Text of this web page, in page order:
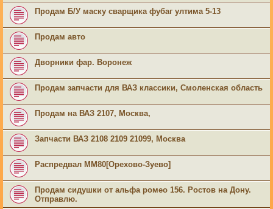
Продам Б/У маску сварщика фубаг ултима 5-13
Продам авто
Дворники фар. Воронеж
Продам запчасти для ВАЗ классики, Смоленская область
Продам на ВАЗ 2107, Москва,
Запчасти ВАЗ 2108 2109 21099, Москва
Распредвал ММ80[Орехово-Зуево]
Продам сидушки от альфа ромео 156. Ростов на Дону.
Отправлю.